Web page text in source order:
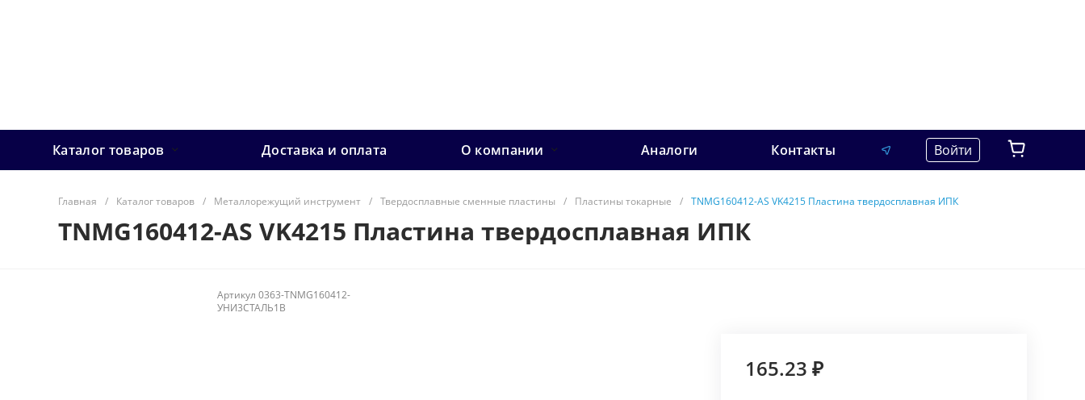
Каталог товаров Доставка и оплата О компании Аналоги Контакты Войти
Главная / Каталог товаров / Металлорежущий инструмент / Твердосплавные сменные пластины / Пластины токарные / TNMG160412-AS VK4215 Пластина твердосплавная ИПК
TNMG160412-AS VK4215 Пластина твердосплавная ИПК
Артикул0363-TNMG160412-
УНИ3СТАЛЬ1В
165.23 ₽